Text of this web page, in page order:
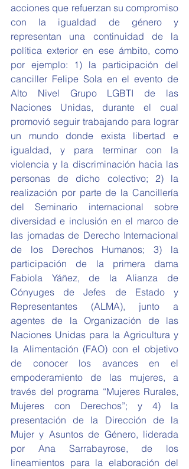
acciones que refuerzan su compromiso
con la igualdad de género y
representan una continuidad de la
política exterior en ese ámbito, como
por ejemplo: 1) la participación del
canciller Felipe Sola en el evento de
Alto Nivel Grupo LGBTI de las
Naciones Unidas, durante el cual
promovió seguir trabajando para lograr
un mundo donde exista libertad e
igualdad, y para terminar con la
violencia y la discriminación hacia las
personas de dicho colectivo; 2) la
realización por parte de la Cancillería
del Seminario internacional sobre
diversidad e inclusión en el marco de
las jornadas de Derecho Internacional
de los Derechos Humanos; 3) la
participación de la primera dama
Fabiola Yáñez, de la Alianza de
Cónyuges de Jefes de Estado y
Representantes (ALMA), junto a
agentes de la Organización de las
Naciones Unidas para la Agricultura y
la Alimentación (FAO) con el objetivo
de conocer los avances en el
empoderamiento de las mujeres, a
través del programa “Mujeres Rurales,
Mujeres con Derechos”; y 4) la
presentación de la Dirección de la
Mujer y Asuntos de Género, liderada
por Ana Sarrabayrose, de los
lineamientos para la elaboración del